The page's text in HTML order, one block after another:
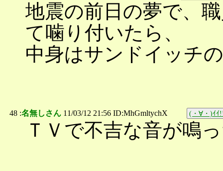
地震の前日の夢で、
て噛り付いたら、
中身はサンドイッチ
48 :名無しさん 11/03/12 21:56 ID:MhGmltychX (・∀・)ｲｲ
ＴＶで不吉な音が鳴